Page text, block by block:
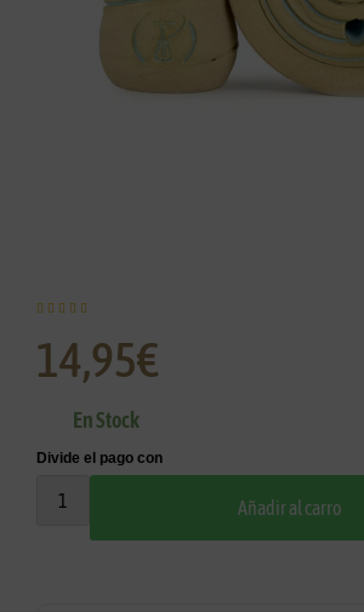
    
14,95€
En Stock
Añadir al carro